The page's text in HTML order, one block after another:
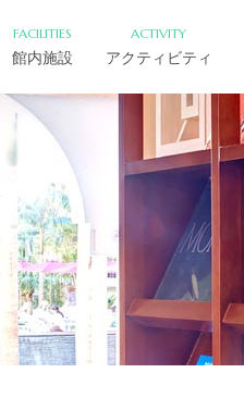
FACILITIES
館内施設
ACTIVITY
アクティビティ